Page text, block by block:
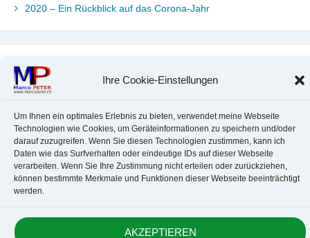
Ihre Cookie-Einstellungen
Um Ihnen ein optimales Erlebnis zu bieten, verwendet meine Webseite
Technologien wie Cookies, um Geräteinformationen zu speichern und/oder
darauf zuzugreifen. Wenn Sie diesen Technologien zustimmen, kann ich
Daten wie das Surfverhalten oder eindeutige IDs auf dieser Webseite
verarbeiten. Wenn Sie Ihre Zustimmung nicht erteilen oder zurückziehen,
können bestimmte Merkmale und Funktionen dieser Webseite beeinträchtigt
werden.
AKZEPTIEREN
2020 – Ein Rückblick auf das Corona-Jahr
Neueste Kommentare
Chr. Kotte
Ubuntu 22.04: Audio-Treiber in Wine auswählen
Uhrzeit anpassen
JohanneszuUbuntu MATE-Panel: Format von Datum und
Uhrzeit anpassen
Brummel HerbolzheimzuMusik-Portrait Nr. 1: Les Assoiffés
aus Mittelbergheim
Marco Peter